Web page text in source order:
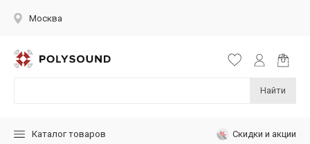
Москва
Найти
Каталог товаров Скидки и акции